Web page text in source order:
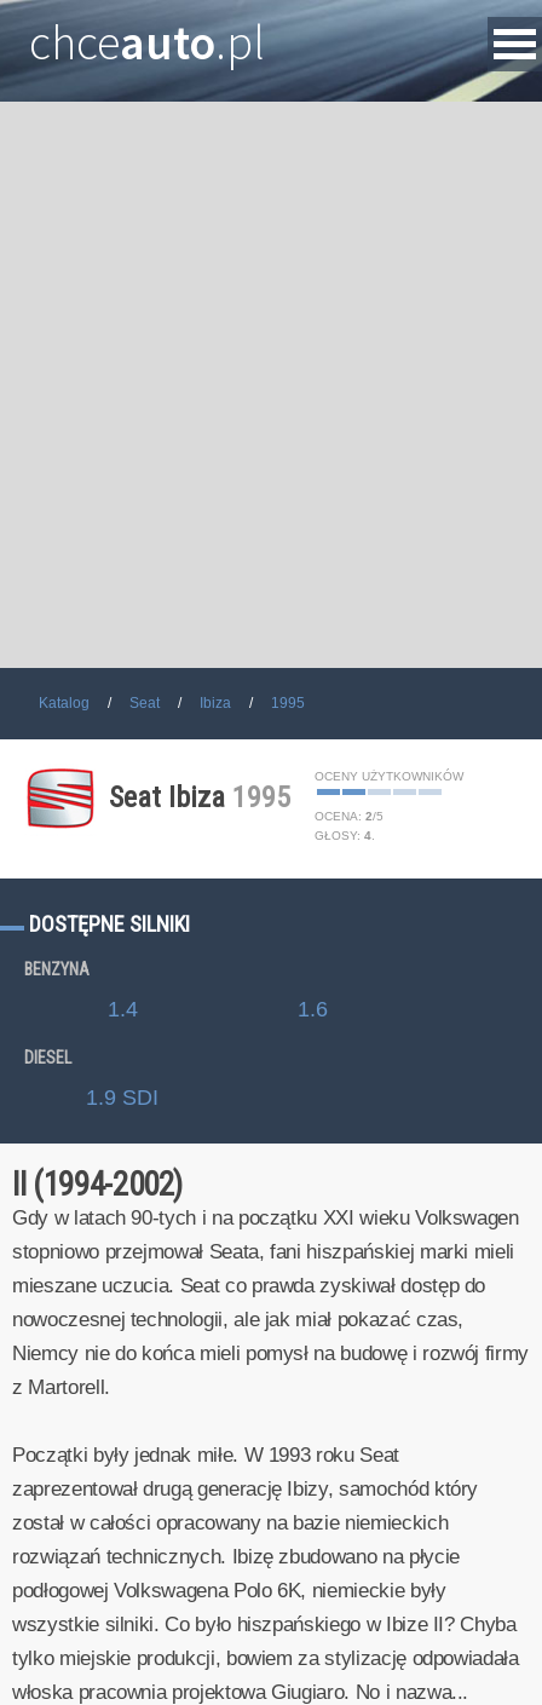
chceauto.pl
Katalog Seat Ibiza 1995
Seat Ibiza 1995
OCENY UŻYTKOWNIKÓW
OCENA: 2/5
GŁOSY: 4
DOSTĘPNE SILNIKI
BENZYNA
1.4 1.6
DIESEL
1.9 SDI
II (1994-2002)
Gdy w latach 90-tych i na początku XXI wieku Volkswagen
stopniowo przejmował Seata, fani hiszpańskiej marki mieli
mieszane uczucia. Seat co prawda zyskiwał dostęp do
nowoczesnej technologii, ale jak miał pokazać czas,
Niemcy nie do końca mieli pomysł na budowę i rozwój firmy
z Martorell.
Początki były jednak miłe. W 1993 roku Seat
zaprezentował drugą generację Ibizy, samochód który
został w całości opracowany na bazie niemieckich
rozwiązań technicznych. Ibizę zbudowano na płycie
podłogowej Volkswagena Polo 6K, niemieckie były
wszystkie silniki. Co było hiszpańskiego w Ibize II? Chyba
tylko miejskie produkcji, bowiem za stylizację odpowiadała
włoska pracownia projektowa Giugiaro. No i nazwa...